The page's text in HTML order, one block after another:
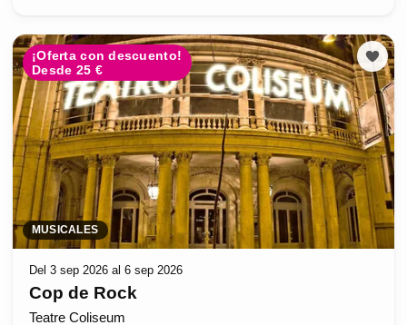
¡Oferta con descuento!
Desde 25 €
MUSICALES
Del 3 sep 2026 al 6 sep 2026
Cop de Rock
Teatre Coliseum